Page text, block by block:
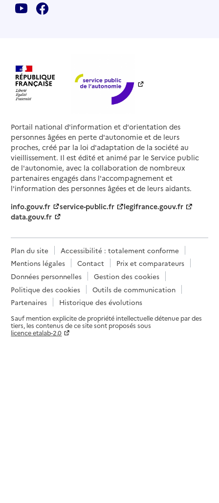
Portail national d'information et d'orientation des
personnes âgées en perte d'autonomie et de leurs
proches, créé par la loi d'adaptation de la société au
vieillissement. Il est édité et animé par le Service public
de l'autonomie, avec la collaboration de nombreux
partenaires engagés dans l'accompagnement et
l'information des personnes âgées et de leurs aidants.
info.gouv.fr
service-public.fr
legifrance.gouv.fr
data.gouv.fr
Plan du site
Accessibilité : totalement conforme
Mentions légales
Contact
Prix et comparateurs
Données personnelles
Gestion des cookies
Politique des cookies
Outils de communication
Partenaires
Historique des évolutions
Sauf mention explicite de propriété intellectuelle détenue par des
tiers, les contenus de ce site sont proposés sous
licence etalab-2.0